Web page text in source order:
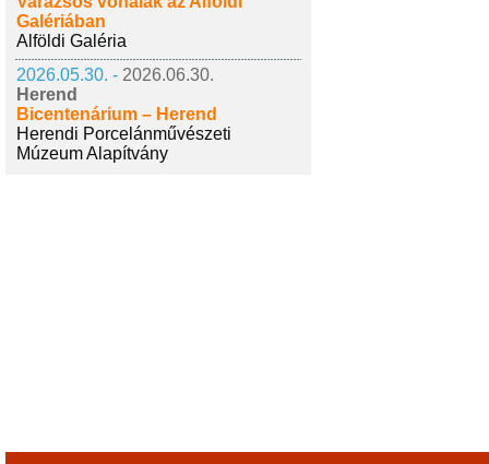
Galériában
Alföldi Galéria
2026.05.30. - 2026.06.30.
Herend
Bicentenárium – Herend
Herendi Porcelánművészeti
Múzeum Alapítvány